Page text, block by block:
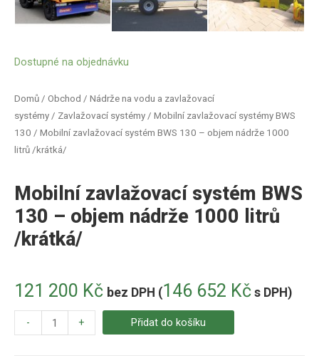
Domů / Obchod / Nádrže na vodu a zavlažovací
systémy / Zavlažovací systémy / Mobilní zavlažovací systémy BWS
130 / Mobilní zavlažovací systém BWS 130 – objem nádrže 1000
litrů /krátká/
Mobilní zavlažovací systém BWS
130 – objem nádrže 1000 litrů
/krátká/
121 200 Kč bez DPH (146 652 Kč s DPH)
Dostupné na objednávku
- + Přidat do košíku